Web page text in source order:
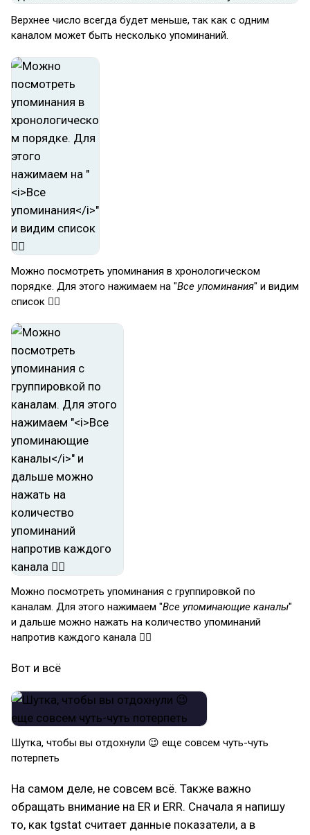
Верхнее число всегда будет меньше, так как с одним
каналом может быть несколько упоминаний.
Можно посмотреть упоминания в хронологическом
порядке. Для этого нажимаем на "Все упоминания" и видим
список 👆🏻
Можно посмотреть упоминания с группировкой по
каналам. Для этого нажимаем "Все упоминающие каналы"
и дальше можно нажать на количество упоминаний
напротив каждого канала 👆🏻
Вот и всё
Шутка, чтобы вы отдохнули 😉 еще совсем чуть-чуть
потерпеть
На самом деле, не совсем всё. Также важно
обращать внимание на ER и ERR. Сначала я напишу
то, как tgstat считает данные показатели, а в